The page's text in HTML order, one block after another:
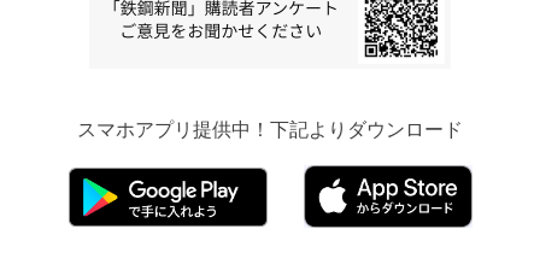
スマホアプリ提供中！下記よりダウンロード